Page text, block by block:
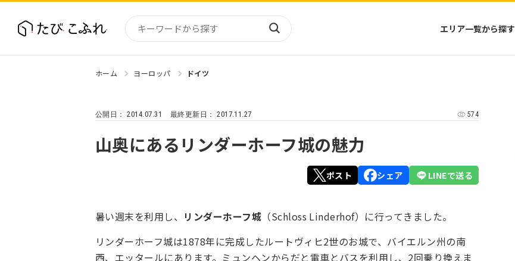
エリア一覧から探す
東北
関東
中部・北陸
四国
九州
沖縄
アジア
中近東
ハワイ
南太平洋
ホーム ヨーロッパ ドイツ
公開日：2014.07.31 最終更新日：2017.11.27 574
山奥にあるリンダーホーフ城の魅力
ポスト シェア LINEで送る
暑い週末を利用し、 リンダーホーフ城 （Schloss Linderhof）に行ってきました。
リンダーホーフ城は1878年に完成したルートヴィヒ2世のお城で、バイエルン州の南
西、エッタールにあります。ミュンヘンからだと電車とバスを利用し、2回乗り換えま